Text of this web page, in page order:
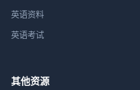
英语资料
英语考试
其他资源